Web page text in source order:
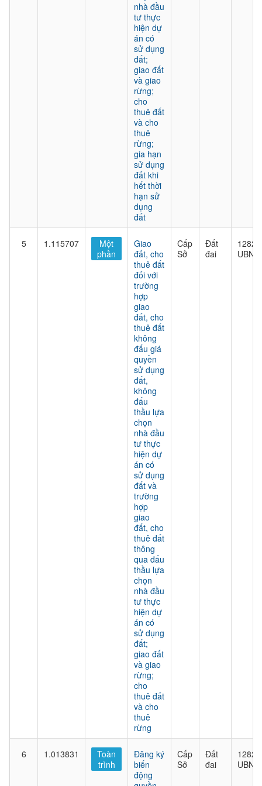
nhà đầu
tư thực
hiện dự
án có
sử dụng
đất;
giao đất
và giao
rừng;
cho
thuê đất
và cho
thuê
rừng;
gia hạn
sử dụng
đất khi
hết thời
hạn sử
dụng
đất
5 1.115707
Một
phần
Giao
đất, cho
thuê đất
đối với
trường
hợp
giao
đất, cho
thuê đất
không
đấu giá
quyền
sử dụng
đất,
không
đấu
thầu lựa
chọn
nhà đầu
tư thực
hiện dự
án có
sử dụng
đất và
trường
hợp
giao
đất, cho
thuê đất
thông
qua đấu
thầu lựa
chọn
nhà đầu
tư thực
hiện dự
án có
sử dụng
đất;
giao đất
và giao
rừng;
cho
thuê đất
và cho
thuê
rừng
Cấp
Sở
Đất
đai
1282/
UBND
6 1.013831
Toàn
trình
Đăng ký
biến
động
Cấp
Sở
Đất
đai
1282/
UBND